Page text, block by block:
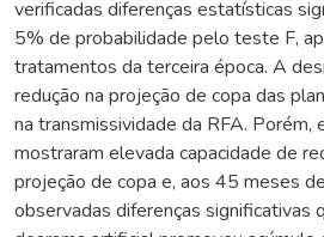
verificadas diferenças estatísticas
5% de probabilidade pelo teste F,
tratamentos da terceira época. A
redução na projeção de copa das
na transmissividade da RFA. Porém,
mostraram elevada capacidade de
projeção de copa e, aos 45 meses
observadas diferenças significativas